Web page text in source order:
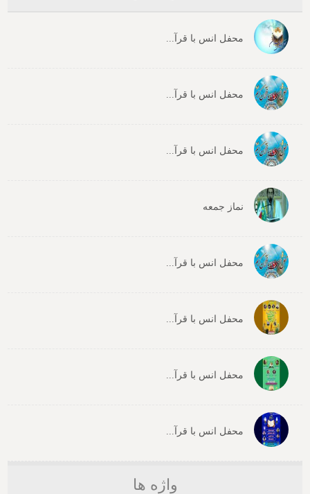
محفل انس با قرآ...
محفل انس با قرآ...
محفل انس با قرآ...
نماز جمعه
محفل انس با قرآ...
محفل انس با قرآ...
محفل انس با قرآ...
محفل انس با قرآ...
واژه ها